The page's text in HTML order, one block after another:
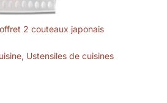
2 couteaux japonais
, Ustensiles de cuisines